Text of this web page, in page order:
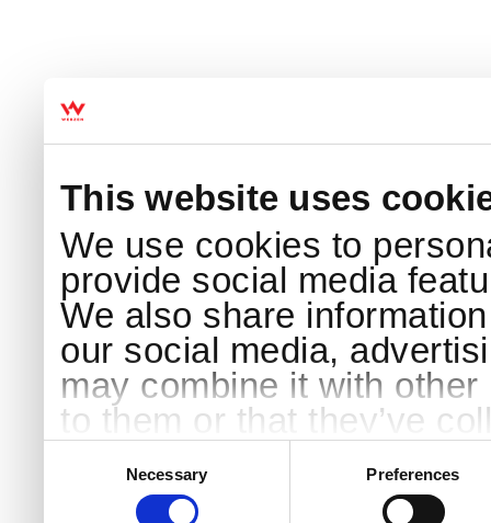
This website uses
We use cookies to
provide social media
We also share
our social media,
may combine it with
to them or that they’ve
Necessary Preferences